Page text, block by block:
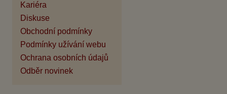
Kariéra
Diskuse
Obchodní podmínky
Podmínky užívání webu
Ochrana osobních údajů
Odběr novinek